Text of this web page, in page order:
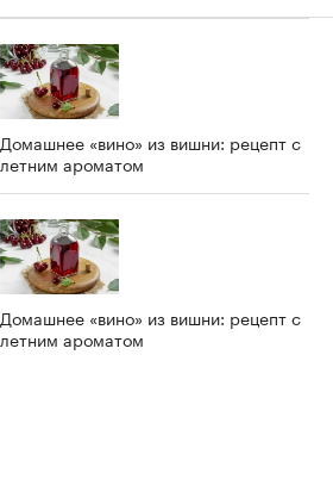
Домашнее «вино» из вишни: рецепт с
летним ароматом
Домашнее «вино» из вишни: рецепт с
летним ароматом